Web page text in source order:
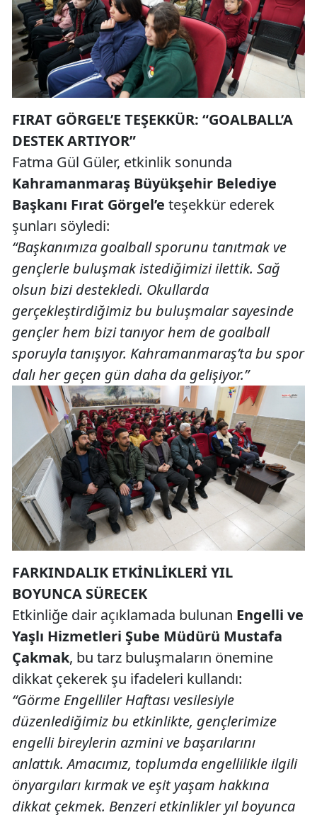
FIRAT GÖRGEL’E TEŞEKKÜR: “GOALBALL’A
DESTEK ARTIYOR”
Fatma Gül Güler, etkinlik sonunda
Kahramanmaraş Büyükşehir Belediye
Başkanı Fırat Görgel’e teşekkür ederek
şunları söyledi:
“Başkanımıza goalball sporunu tanıtmak ve
gençlerle buluşmak istediğimizi ilettik. Sağ
olsun bizi destekledi. Okullarda
gerçekleştirdiğimiz bu buluşmalar sayesinde
gençler hem bizi tanıyor hem de goalball
sporuyla tanışıyor. Kahramanmaraş’ta bu spor
dalı her geçen gün daha da gelişiyor.”
FARKINDALIK ETKİNLİKLERİ YIL
BOYUNCA SÜRECEK
Etkinliğe dair açıklamada bulunan Engelli ve
Yaşlı Hizmetleri Şube Müdürü Mustafa
Çakmak, bu tarz buluşmaların önemine
dikkat çekerek şu ifadeleri kullandı:
“Görme Engelliler Haftası vesilesiyle
düzenlediğimiz bu etkinlikte, gençlerimize
engelli bireylerin azmini ve başarılarını
anlattık. Amacımız, toplumda engellilikle ilgili
önyargıları kırmak ve eşit yaşam hakkına
dikkat çekmek. Benzeri etkinlikler yıl boyunca